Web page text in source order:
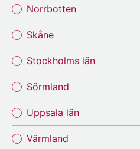
Norrbotten
Skåne
Stockholms län
Sörmland
Uppsala län
Värmland